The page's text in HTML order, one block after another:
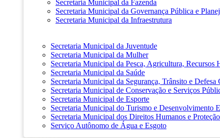
Secretaria Municipal da Fazenda
Secretaria Municipal da Governança Pública e
Secretaria Municipal da Infraestrutura
Secretaria Municipal da Juventude
Secretaria Municipal da Mulher
Secretaria Municipal da Pesca, Agricultura, Recursos
Secretaria Municipal da Saúde
Secretaria Municipal da Segurança, Trânsito e Defesa
Secretaria Municipal de Conservação e Serviços
Secretaria Municipal de Esporte
Secretaria Municipal do Turismo e Desenvolvimento
Secretaria Municipal dos Direitos Humanos e
Serviço Autônomo de Água e Esgoto